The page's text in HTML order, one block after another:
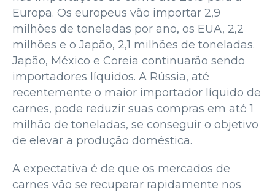
Europa. Os europeus vão importar 2,9
milhões de toneladas por ano, os EUA, 2,2
milhões e o Japão, 2,1 milhões de toneladas.
Japão, México e Coreia continuarão sendo
importadores líquidos. A Rússia, até
recentemente o maior importador líquido de
carnes, pode reduzir suas compras em até 1
milhão de toneladas, se conseguir o objetivo
de elevar a produção doméstica.
A expectativa é de que os mercados de
carnes vão se recuperar rapidamente nos